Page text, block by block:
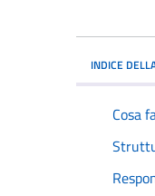
INDICE
Cosa